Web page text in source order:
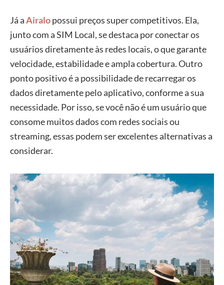
Já aAiralopossui preços super competitivos. Ela,
junto com a SIM Local, se destaca por conectar os
usuários diretamente às redes locais, o que garante
velocidade, estabilidade e ampla cobertura. Outro
ponto positivo é a possibilidade de recarregar os
dados diretamente pelo aplicativo, conforme a sua
necessidade. Por isso, se você não é um usuário que
consome muitos dados com redes sociais ou
streaming, essas podem ser excelentes alternativas a
considerar.